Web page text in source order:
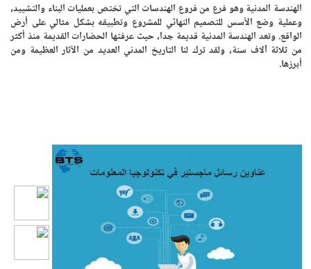
الهندسة المدنية وهو فرع من فروع الهندسات التي تختص بعمليات البناء والتشييد،
وعملية وضع الأسس للتصميم النهائي للمشروع وتطبيقه بشكل مثالي على أرض
الواقع. وتعد الهندسة المدنية قديمة جدا، حيث عرفتها الحضارات القديمة منذ أكثر
من ثلاثة آلاف سنة، ولقد ترك لنا التاريخ المدني العديد من الآثار العظيمة ومن
أبرزها.